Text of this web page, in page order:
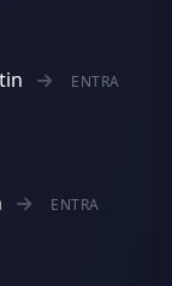
ENTRA
ENTRA